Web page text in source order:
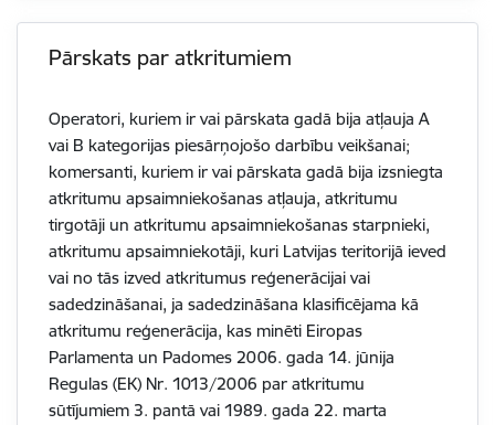
Pārskats par atkritumiem
Operatori, kuriem ir vai pārskata gadā bija atļauja A
vai B kategorijas piesārņojošo darbību veikšanai;
komersanti, kuriem ir vai pārskata gadā bija izsniegta
atkritumu apsaimniekošanas atļauja, atkritumu
tirgotāji un atkritumu apsaimniekošanas starpnieki,
atkritumu apsaimniekotāji, kuri Latvijas teritorijā ieved
vai no tās izved atkritumus reģenerācijai vai
sadedzināšanai, ja sadedzināšana klasificējama kā
atkritumu reģenerācija, kas minēti Eiropas
Parlamenta un Padomes 2006. gada 14. jūnija
Regulas (EK) Nr. 1013/2006 par atkritumu
sūtījumiem 3. pantā vai 1989. gada 22. marta